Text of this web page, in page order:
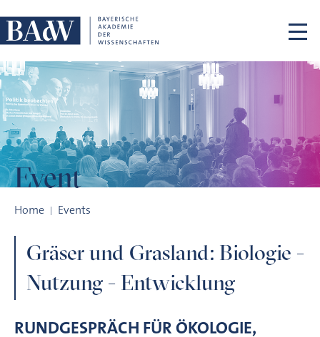
Event
Home Events
Gräser und Grasland: Biologie -
Nutzung - Entwicklung
RUNDGESPRÄCH FÜR ÖKOLOGIE,